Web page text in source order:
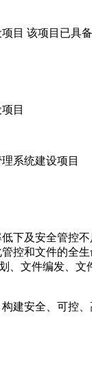
目 该项目已具
目
系统建设项目
下及安全管控
控和文件的全
、文件编发、
建安全、可控